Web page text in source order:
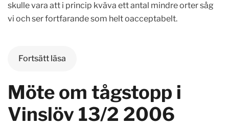
skulle vara att i princip kväva ett antal mindre orter såg
vi och ser fortfarande som helt oacceptabelt.
Fortsätt läsa
Möte om tågstopp i
Vinslöv 13/2 2006